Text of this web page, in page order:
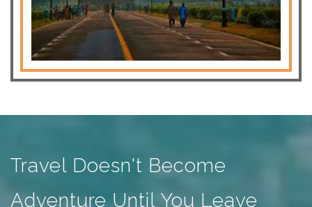
Travel Doesn't Become
Adventure Until You Leave